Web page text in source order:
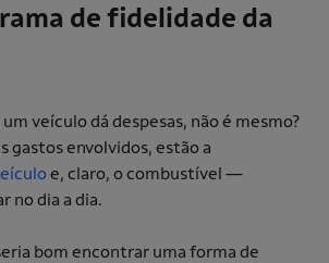
de fidelidade da
veículo dá despesas, não é mesmo?
gastos envolvidos, estão a
e, claro, o combustível —
no dia a dia.
bom encontrar uma forma de